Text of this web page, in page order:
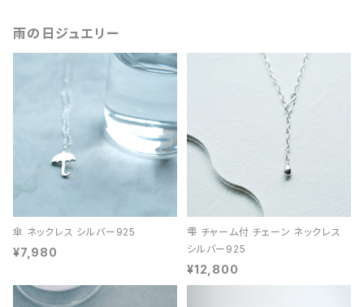
雨の日ジュエリー
傘 ネックレス シルバー925
¥7,980
雫 チャーム付 チェーン ネックレス
シルバー925
¥12,800